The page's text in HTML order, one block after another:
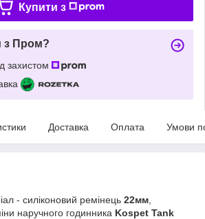
Купити з
з Пром?
захистом
Доставка Оплата Умови
- силіконовий ремінець 22мм
наручного годинника Kospet Tank